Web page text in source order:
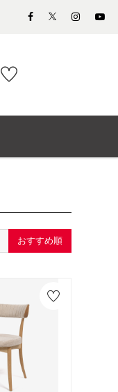
おすすめ順